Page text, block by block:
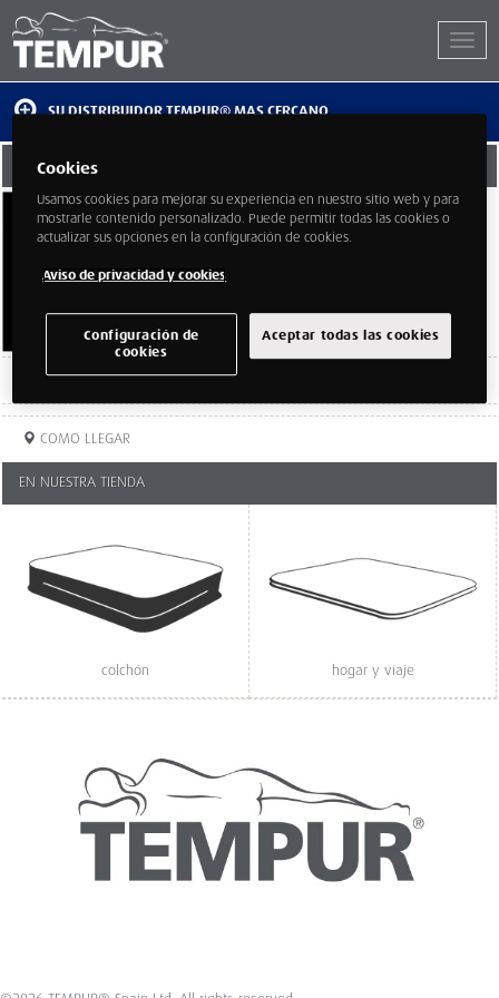
SU DISTRIBUIDOR TEMPUR® MAS CERCANO
GODONER SOR ANGELA DE LA CRUZ
Sor Angela de la Cruz 26
Madrid
TELEFONO: 913320038
COMO LLEGAR
EN NUESTRA TIENDA
colchón hogar y viaje
Cookies
Usamos cookies para mejorar su experiencia en nuestro sitio web y para
mostrarle contenido personalizado. Puede permitir todas las cookies o
actualizar sus opciones en la configuración de cookies.
Aviso de privacidad y cookies
Aceptar todas las cookies
Configuración de
cookies